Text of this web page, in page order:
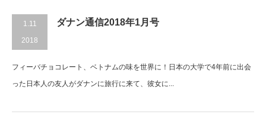
1.11
2018
ダナン通信2018年1月号
フィーバチョコレート、ベトナムの味を世界に！日本の大学で4年前に出会
った日本人の友人がダナンに旅行に来て、彼女に...